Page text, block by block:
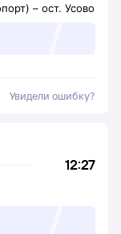
– ост. Усово
Увидели ошибку?
12:27